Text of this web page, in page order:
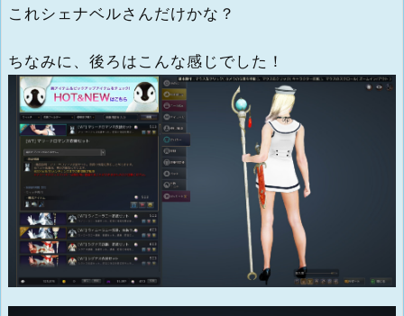
これシェナベルさんだけかな？
ちなみに、後ろはこんな感じでした！